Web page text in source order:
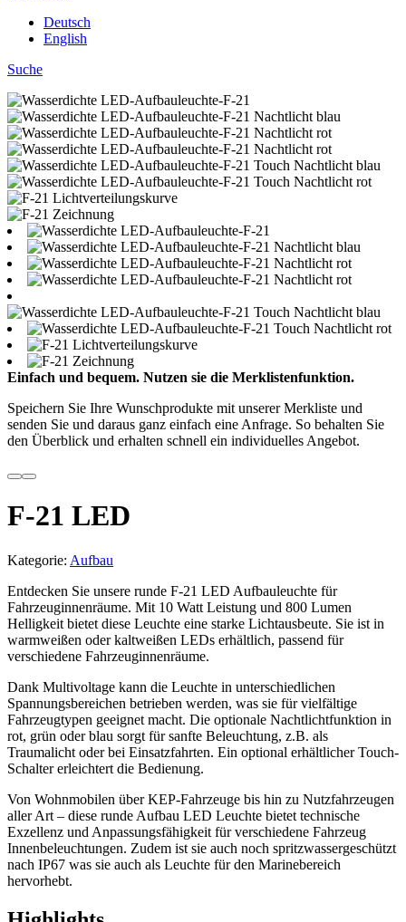
Deutsch
English
Suche
Einfach und bequem. Nutzen sie die Merklistenfunktion.
Speichern Sie Ihre Wunschprodukte mit unserer Merkliste und
senden Sie und daraus ganz einfach eine Anfrage. So behalten Sie
den Überblick und erhalten schnell ein individuelles Angebot.
F-21 LED
Kategorie: Aufbau
Entdecken Sie unsere runde F-21 LED Aufbauleuchte für
Fahrzeuginnenräume. Mit 10 Watt Leistung und 800 Lumen
Helligkeit bietet diese Leuchte eine starke Lichtausbeute. Sie ist in
warmweißen oder kaltweißen LEDs erhältlich, passend für
verschiedene Fahrzeuginnenräume.
Dank Multivoltage kann die Leuchte in unterschiedlichen
Spannungsbereichen betrieben werden, was sie für vielfältige
Fahrzeugtypen geeignet macht. Die optionale Nachtlichtfunktion in
rot, grün oder blau sorgt für sanfte Beleuchtung, z.B. als
Traumalicht oder bei Einsatzfahrten. Ein optional erhältlicher Touch-
Schalter erleichtert die Bedienung.
Von Wohnmobilen über KEP-Fahrzeuge bis hin zu Nutzfahrzeugen
aller Art – diese runde Aufbau LED Leuchte bietet technische
Exzellenz und Anpassungsfähigkeit für verschiedene Fahrzeug
Innenbeleuchtungen. Zudem ist sie auch noch spritzwassergeschützt
nach IP67 was sie auch als Leuchte für den Marinebereich
hervorhebt.